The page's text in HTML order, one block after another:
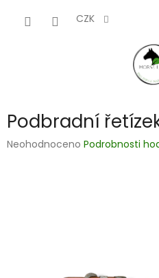
CZK
Podbradní
Průměrné
Neohodnoceno Podrobnosti